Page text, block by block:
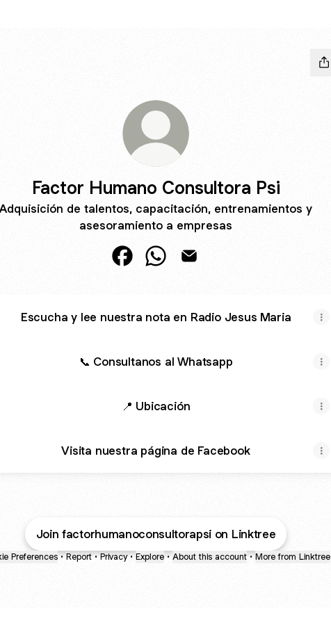
Factor Humano Consultora Psi
Adquisición de talentos, capacitación, entrenamientos y
asesoramiento a empresas
Escucha y lee nuestra nota en Radio Jesus Maria
📞 Consultanos al Whatsapp
📍 Ubicación
Visita nuestra página de Facebook
Join factorhumanoconsultorapsi on Linktree
Preferences • Report • Privacy • Explore • About this account • More from Linktree